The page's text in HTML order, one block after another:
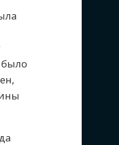
было